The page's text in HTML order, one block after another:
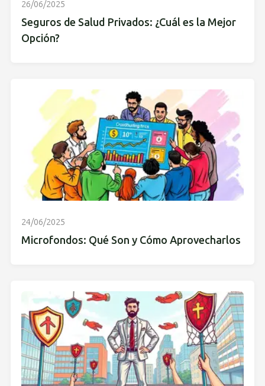
26/06/2025
Seguros de Salud Privados: ¿Cuál es la Mejor
Opción?
24/06/2025
Microfondos: Qué Son y Cómo Aprovecharlos